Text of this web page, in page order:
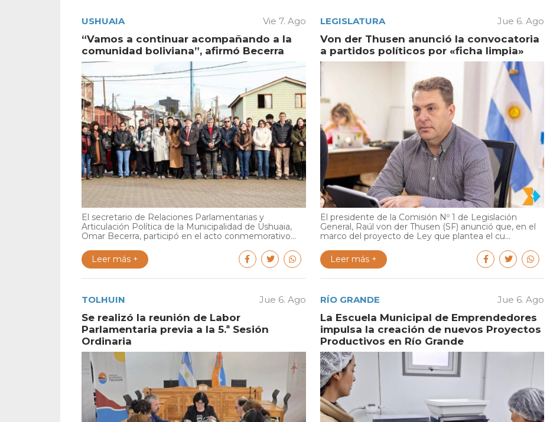
USHUAIA Vie 7. Ago
“Vamos a continuar acompañando a la
comunidad boliviana”, afirmó Becerra
El secretario de Relaciones Parlamentarias y
Articulación Política de la Municipalidad de Ushuaia,
Omar Becerra, participó en el acto conmemorativo...
Leer más +
LEGISLATURA Jue 6. Ago
Von der Thusen anunció la convocatoria
a partidos políticos por «ficha limpia»
El presidente de la Comisión Nº 1 de Legislación
General, Raúl von der Thusen (SF) anunció que, en el
marco del proyecto de Ley que plantea el cu...
Leer más +
TOLHUIN Jue 6. Ago
Se realizó la reunión de Labor
Parlamentaria previa a la 5.ª Sesión
Ordinaria
RÍO GRANDE Jue 6. Ago
La Escuela Municipal de Emprendedores
impulsa la creación de nuevos Proyectos
Productivos en Río Grande